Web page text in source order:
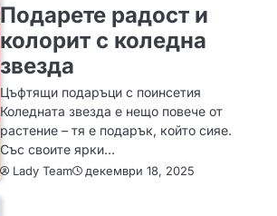
Подарете радост и
колорит с коледна
звезда
Цъфтящи подаръци с поинсетия
Коледната звезда е нещо повече от
растение – тя е подарък, който сияе.
Със своите ярки…
Lady Team декември 18, 2025